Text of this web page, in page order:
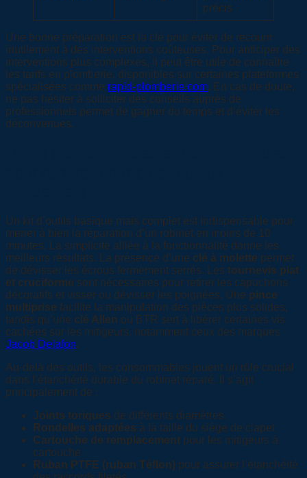
précis
Une bonne préparation est la clé pour éviter de recourir
inutilement à des interventions coûteuses. Pour anticiper des
interventions plus complexes, il peut être utile de connaître
les tarifs en plomberie, disponibles sur certaines plateformes
spécialisées comme rapid-plomberie.com. En cas de doute,
ne pas hésiter à solliciter des conseils auprès de
professionnels permet de gagner du temps et d’éviter les
déconvenues.
Un kit d’outils basique mais complet est indispensable pour
mener à bien la réparation d’un robinet en moins de 10
minutes. La simplicité alliée à la fonctionnalité donne les
meilleurs résultats. La présence d’une clé à molette permet
de dévisser les écrous fermement serrés. Les tournevis plat
et cruciforme sont nécessaires pour retirer les capuchons
décoratifs et visser ou dévisser les poignées. Une pince
multiprise facilite la manipulation des pièces plus solides,
tandis qu’une clé Allen ou BTR sert à libérer certaines vis
cachées sur les mitigeurs, notamment ceux des marques
Jacob Delafon.
Au-delà des outils, les consommables jouent un rôle crucial
dans l’étanchéité durable du robinet réparé. Il s’agit
principalement de :
Joints toriques de différents diamètres
Rondelles adaptées à la taille du siège de clapet
Cartouche de remplacement pour les mitigeurs à
cartouche
Ruban PTFE (ruban Téflon) pour assurer l’étanchéité